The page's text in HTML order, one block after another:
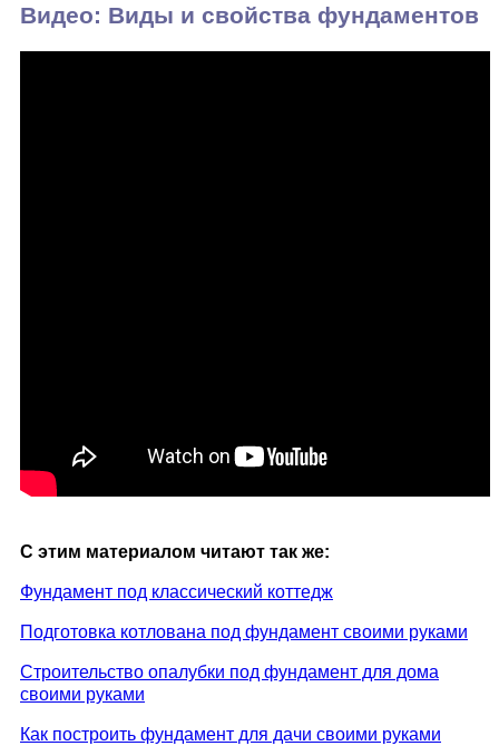
Видео: Виды и свойства фундаментов
С этим материалом читают так же:
Фундамент под классический коттедж
Подготовка котлована под фундамент своими руками
Строительство опалубки под фундамент для дома
своими руками
Как построить фундамент для дачи своими руками